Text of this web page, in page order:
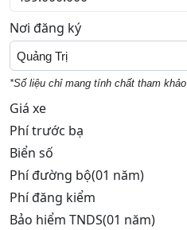
Nơi đăng ký
Quảng Trị
*Số liệu chỉ mang tính chất tham khảo
Giá xe
Phí trước bạ
Biển số
Phí đường bộ(01 năm)
Phí đăng kiểm
Bảo hiểm TNDS(01 năm)